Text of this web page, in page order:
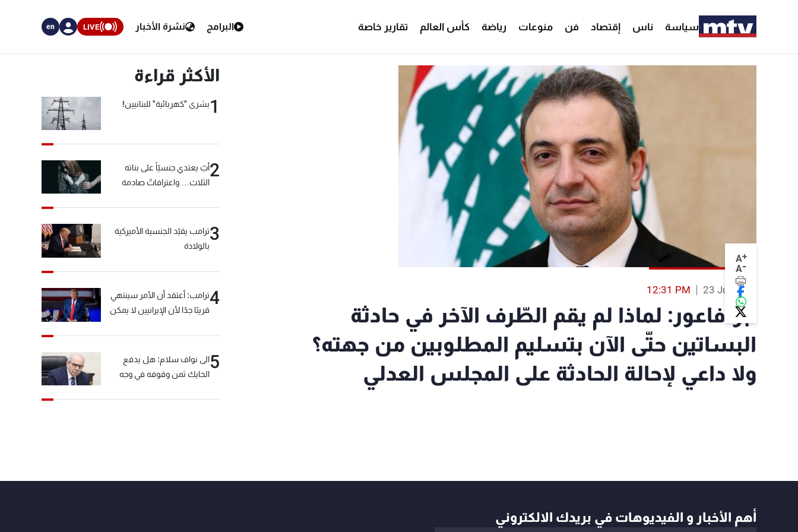
سياسة ناس إقتصاد فن منوعات رياضة كأس العالم تقارير خاصة البرامج نشرة الأخبار LIVE
en
A+
A-
23 Jul 2019
12:31 PM
أبو فاعور: لماذا لم يقم الطّرف الآخر في حادثة
البساتين حتّى الآن بتسليم المطلوبين من جهته؟
ولا داعي لإحالة الحادثة على المجلس العدلي
الأكثر قراءة
1بشرى "كهربائية" للبنانيين!
2أبٌ يعتدي جنسيّاً على بناته
الثلاث… واعترافاتٌ صادمة
3ترامب يقيّد الجنسية الأميركية
بالولادة
4ترامب: أعتقد أن الأمر سينتهي
قريبًا جدًا لأن الإيرانيين لا يمكن
5الى نواف سلام: هل يدفع
الحايك ثمن وقوفه في وجه
أهم الأخبار و الفيديوهات في بريدك الالكتروني